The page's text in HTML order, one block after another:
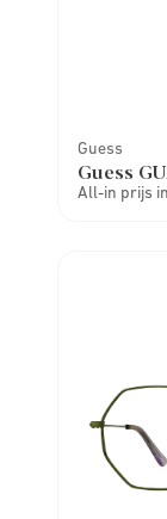
Guess
Guess
All-in prijs